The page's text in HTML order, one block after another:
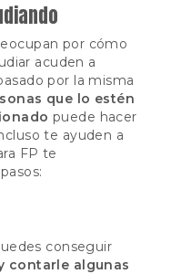
por cómo
acuden a
por la misma
que lo estén
puede hacer
te ayuden a
FP te
conseguir
contarle algunas